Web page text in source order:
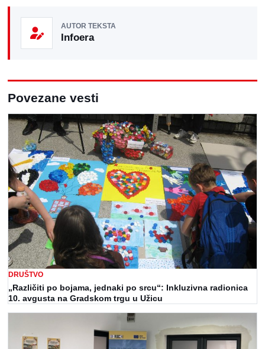
AUTOR TEKSTA
Infoera
Povezane vesti
DRUŠTVO
„Različiti po bojama, jednaki po srcu“: Inkluzivna radionica
10. avgusta na Gradskom trgu u Užicu